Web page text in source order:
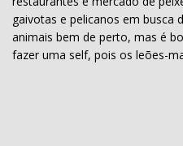
gaivotas e pelicanos em busca
animais bem de perto, mas é
fazer uma self, pois os leões-